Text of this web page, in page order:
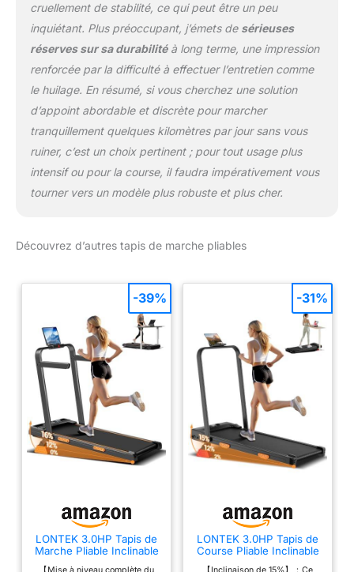
cruellement de stabilité, ce qui peut être un peu
inquiétant. Plus préoccupant, j’émets de sérieuses
réserves sur sa durabilitéà long terme, une impression
renforcée par la difficulté à effectuer l’entretien comme
le huilage. En résumé, si vous cherchez une solution
d’appoint abordable et discrète pour marcher
tranquillement quelques kilomètres par jour sans vous
ruiner, c’est un choix pertinent ; pour tout usage plus
intensif ou pour la course, il faudra impérativement vous
tourner vers un modèle plus robuste et plus cher.
Découvrez d’autres tapis de marche pliables
LONTEK 3.0HP Tapis de
Marche Pliable Inclinable
【Mise à niveau complète du
-39%
LONTEK 3.0HP Tapis de
Course Pliable Inclinable
15%, à Triple
【Inclinaison de 15%】：Ce
-31%